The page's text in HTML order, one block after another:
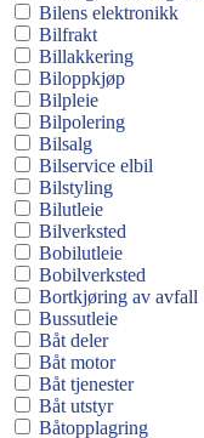
Bilens elektronikk
Bilfrakt
Billakkering
Biloppkjøp
Bilpleie
Bilpolering
Bilsalg
Bilservice elbil
Bilstyling
Bilutleie
Bilverksted
Bobilutleie
Bobilverksted
Bortkjøring av avfall
Bussutleie
Båt deler
Båt motor
Båt tjenester
Båt utstyr
Båtopplagring